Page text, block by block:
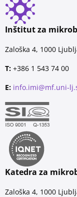
Inštitut za
Zaloška 4, 1000
T: +386 1 543 74 00
E: info.imi@mf.uni-
Katedra za
Zaloška 4, 1000